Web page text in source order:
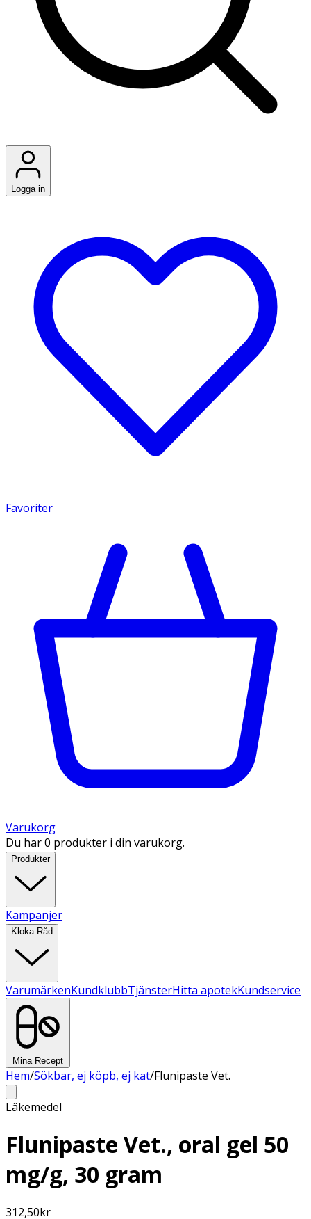
Logga in
Favoriter
Varukorg
Du har 0 produkter i din varukorg.
Produkter
Kampanjer
Kloka Råd
VarumärkenKundklubbTjänsterHitta apotekKundservice
Mina Recept
Hem/Sökbar, ej köpb, ej kat/Flunipaste Vet.
Läkemedel
Flunipaste Vet., oral gel 50
mg/g, 30 gram
312,50kr